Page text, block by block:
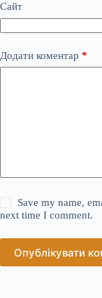
Сайт
Додати коментар *
Save my name,
next time I comment.
Опублікувати